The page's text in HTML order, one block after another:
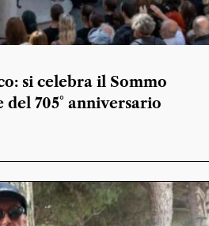
si celebra il Sommo
del 705° anniversario